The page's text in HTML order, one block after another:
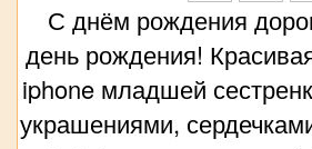
С днём рождения
день рождения!
iphone младшей
украшениями,